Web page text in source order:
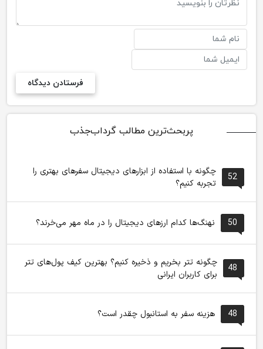
پربحث‌ترین مطالب گرداب‌جذب
52
چگونه با استفاده از ابزارهای دیجیتال سفرهای بهتری را
تجربه کنیم؟
50 نهنگ‌ها کدام ارزهای دیجیتال را در ماه مهر می‌خرند؟
48
چگونه تتر بخریم و ذخیره کنیم؟ بهترین کیف پول‌های تتر
برای کاربران ایرانی
48 هزینه سفر به استانبول چقدر است؟